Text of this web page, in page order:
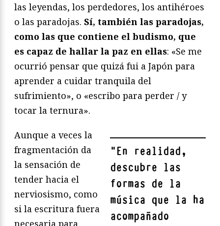
las leyendas, los perdedores, los antihéroes
o las paradojas. Sí, también las paradojas,
como las que contiene el budismo, que
es capaz de hallar la paz en ellas: «Se me
ocurrió pensar que quizá fui a Japón para
aprender a cuidar tranquila del
sufrimiento», o «escribo para perder / y
tocar la ternura».
"En realidad,
descubre las
formas de la
música que la ha
acompañado
Aunque a veces la
fragmentación da
la sensación de
tender hacia el
nerviosismo, como
si la escritura fuera
necesaria para